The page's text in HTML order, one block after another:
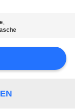
,